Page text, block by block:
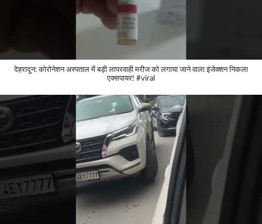
देहरादून: कोरोनेशन अस्पताल में बड़ी लापरवाही मरीज को लगाया जाने वाला इंजेक्शन निकला
एक्सपायर! #viral